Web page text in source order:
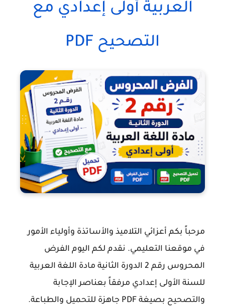
العربية أولى إعدادي مع
التصحيح PDF
مرحباً بكم أعزائي التلاميذ والأساتذة وأولياء الأمور
في موقعنا التعليمي. نقدم لكم اليوم الفرض
المحروس رقم 2 الدورة الثانية مادة اللغة العربية
للسنة الأولى إعدادي مرفقاً بعناصر الإجابة
والتصحيح بصيغة PDF جاهزة للتحميل والطباعة.